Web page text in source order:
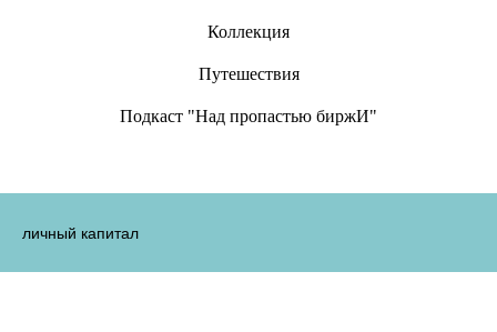
Коллекция
Путешествия
Подкаст "Над пропастью биржИ"
личный капитал